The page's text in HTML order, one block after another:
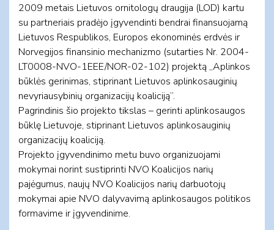
2009 metais Lietuvos ornitologų draugija (LOD) kartu
su partneriais pradėjo įgyvendinti bendrai finansuojamą
Lietuvos Respublikos, Europos ekonominės erdvės ir
Norvegijos finansinio mechanizmo (sutarties Nr. 2004-
LT0008-NVO-1EEE/NOR-02-102) projektą „Aplinkos
būklės gerinimas, stiprinant Lietuvos aplinkosauginių
nevyriausybinių organizacijų koaliciją”.
Pagrindinis šio projekto tikslas – gerinti aplinkosaugos
būklę Lietuvoje, stiprinant Lietuvos aplinkosauginių
organizacijų koaliciją.
Projekto įgyvendinimo metu buvo organizuojami
mokymai norint sustiprinti NVO Koalicijos narių
pajėgumus, naujų NVO Koalicijos narių darbuotojų
mokymai apie NVO dalyvavimą aplinkosaugos politikos
formavime ir įgyvendinime.